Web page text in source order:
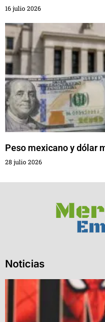
16 julio 2026
Peso mexicano y dólar
28 julio 2026
Noticias